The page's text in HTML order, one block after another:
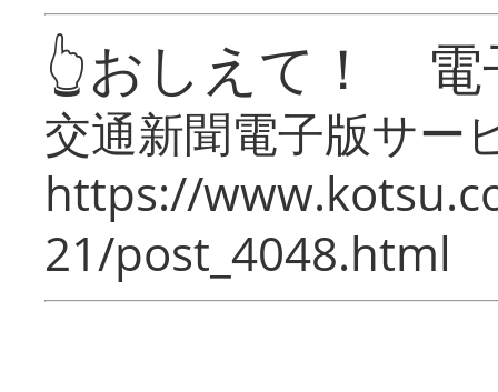
👆おしえて！ 電
交通新聞電子版サー
https://
21/post_4048.html